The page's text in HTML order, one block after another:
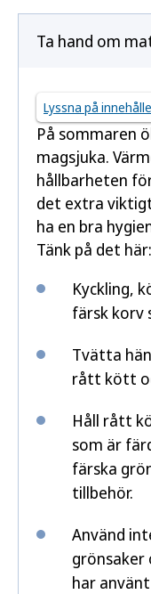
Ta hand om
Lyssna på
På sommaren
magsjuka.
hållbarheten
det extra
ha en bra
Tänk på det här:
Kyckling,
färsk korv
Tvätta
rått kött
Håll rått
som är
färska
tillbehör.
Använd
grönsaker
har